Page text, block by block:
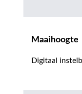
Maaihoogte
Digitaal